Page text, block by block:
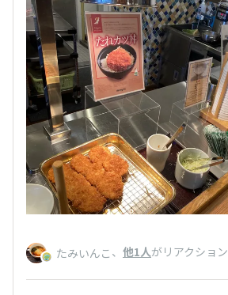
たみいんこ 、 他1人がリアクション